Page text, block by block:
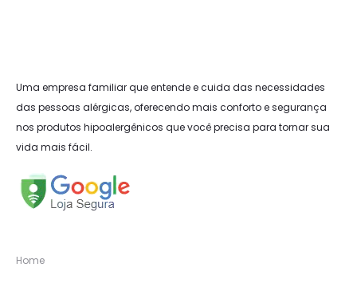
Uma empresa familiar que entende e cuida das necessidades
das pessoas alérgicas, oferecendo mais conforto e segurança
nos produtos hipoalergênicos que você precisa para tornar sua
vida mais fácil.
Home